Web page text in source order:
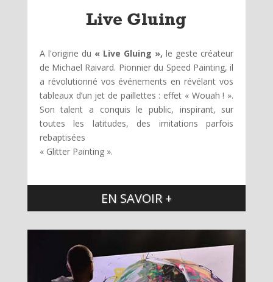
Live Gluing
A l'origine du « Live Gluing »,le geste créateur
de Michael Raivard. Pionnier du Speed Painting, il
a révolutionné vos événements en révélant vos
tableaux d’un jet de paillettes : effet « Wouah ! ».
Son talent a conquis le public, inspirant, sur
toutes les latitudes, des imitations parfois
rebaptisées
« Glitter Painting ».
EN SAVOIR +